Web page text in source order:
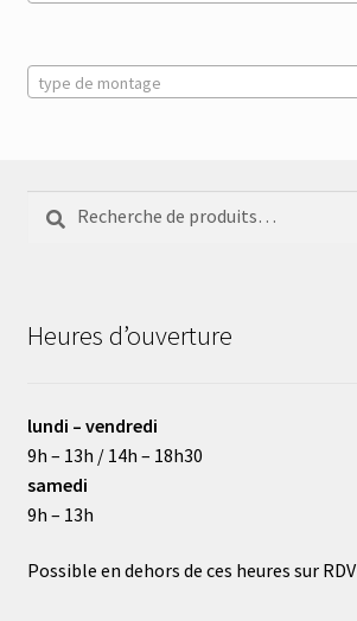
type de montage
pour :
Heures d’ouverture
lundi – vendredi
9h – 13h / 14h – 18h30
samedi
9h – 13h
Possible en dehors de ces heures sur RDV